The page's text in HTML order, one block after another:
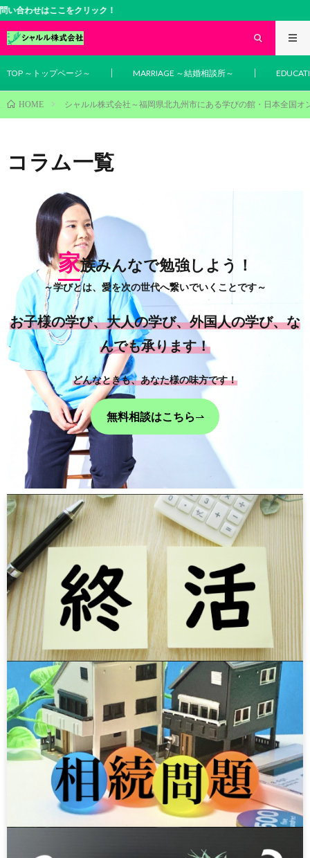
TOP ～トップページ～ MARRIAGE ～結婚相談所～
HOME シャルル株式会社～福岡県北九州市にある学びの館・日本全国オ
コラム一覧
家族みんなで勉強しよう！
～学びとは、愛を次の世代へ繋いでいくことです～
お子様の学び、大人の学び、外国人の学び、な
んでも承ります！
どんなときも、あなた様の味方です！
無料相談はこちら⇀